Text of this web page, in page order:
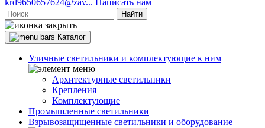
krd9650657624@zav... Написать нам
Найти
Каталог
Уличные светильники и комплектующие к ним
Архитектурные светильники
Крепления
Комплектующие
Промышленные светильники
Взрывозащищенные светильники и оборудование